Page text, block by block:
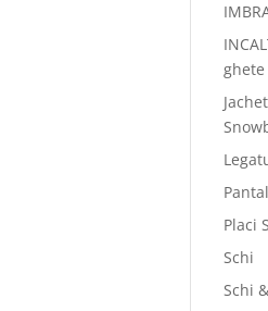
ghete
Placi
Schi
Schi